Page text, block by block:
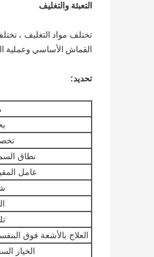
التعبئة والتغليف
تختلف مواد التغليف ،
القماش الأساسي وعملية
تحديد:
نطاق
عامل
العلاج بالأشعة فوق
الخيار